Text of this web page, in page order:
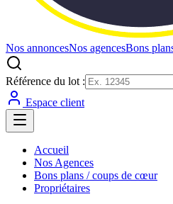
Nos annoncesNos agencesBons
Référence du lot :
Espace client
Accueil
Nos Agences
Bons plans / coups de cœur
Propriétaires